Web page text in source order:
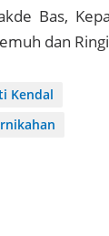
Bas,
dan
Kendal